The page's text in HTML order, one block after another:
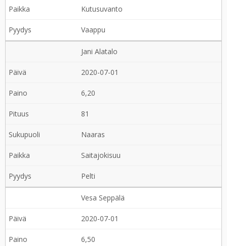
Kutusuvanto
Vaappu
Jani Alatalo
2020-07-01
6,20
81
Naaras
Saitajokisuu
Pelti
Vesa Seppälä
2020-07-01
6,50